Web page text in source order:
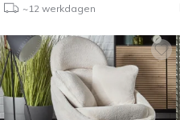
~12 werkdagen